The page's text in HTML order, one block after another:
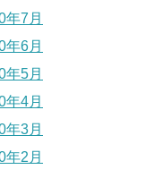
年7月
年6月
年5月
年4月
年3月
年2月